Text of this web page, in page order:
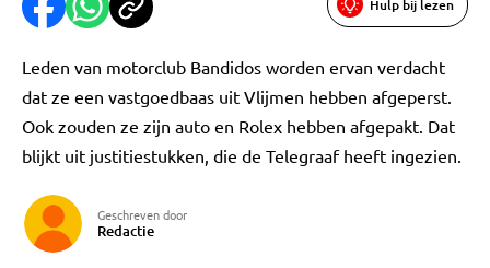
Hulp bij lezen
Leden van motorclub Bandidos worden ervan verdacht
dat ze een vastgoedbaas uit Vlijmen hebben afgeperst.
Ook zouden ze zijn auto en Rolex hebben afgepakt. Dat
blijkt uit justitiestukken, die de Telegraaf heeft ingezien.
Geschreven door
Redactie